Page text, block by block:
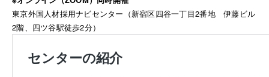
東京外国人材採用ナビセンター（新宿区四谷一丁目2番地 伊藤ビル
2階、四ツ谷駅徒歩2分）